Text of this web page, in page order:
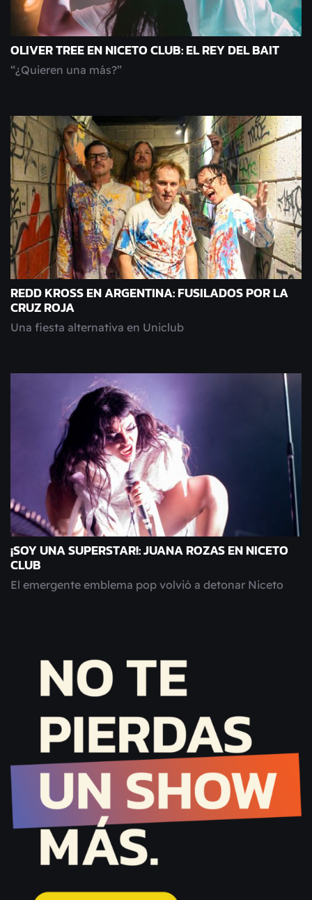
OLIVER TREE EN NICETO CLUB: EL REY DEL BAIT
“¿Quieren una más?”
REDD KROSS EN ARGENTINA: FUSILADOS POR LA
CRUZ ROJA
Una fiesta alternativa en Uniclub
¡SOY UNA SUPERSTAR!: JUANA ROZAS EN NICETO
CLUB
El emergente emblema pop volvió a detonar Niceto